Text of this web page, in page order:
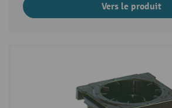
Vers le produit